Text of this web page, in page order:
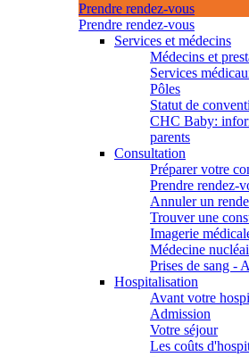
Prendre rendez-vous
Prendre rendez-vous
Services et médecins
Médecins et
Services
Pôles
Statut de
CHC Baby:
parents
Consultation
Préparer votre
Prendre rendez-
Annuler un
Trouver une
Imagerie
Médecine
Prises de sang -
Hospitalisation
Avant votre
Admission
Votre séjour
Les coûts